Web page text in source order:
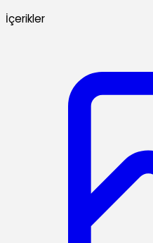
İçerikler